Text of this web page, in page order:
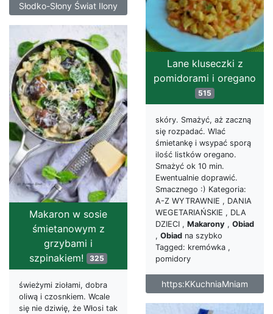
Słodko-Słony Świat Ilony
Lane kluseczki z
pomidorami i oregano
515
skóry. Smażyć, aż zaczną
się rozpadać. Wlać
śmietankę i wsypać sporą
ilość listków oregano.
Smażyć ok 10 min.
Ewentualnie doprawić.
Smacznego :) Kategoria:
A-Z WYTRAWNIE , DANIA
WEGETARIAŃSKIE , DLA
DZIECI , Makarony , Obiad
, Obiad na szybko
Tagged: kremówka ,
pomidory
https:KKuchniaMniam
Makaron w sosie
śmietanowym z
grzybami i
szpinakiem! 325
świeżymi ziołami, dobra
oliwą i czosnkiem. Wcale
się nie dziwię, że Włosi tak